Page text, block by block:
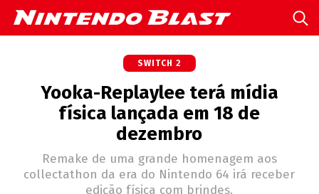
SWITCH 2
Yooka-Replaylee terá mídia
física lançada em 18 de
dezembro
Remake de uma grande homenagem aos
collectathon da era do Nintendo 64 irá receber
edição física com brindes.